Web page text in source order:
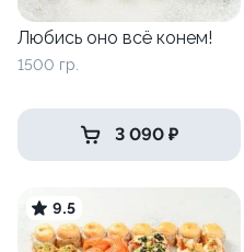
Любись оно всё конем!
1500 гр.
3 090 ₽
9.5